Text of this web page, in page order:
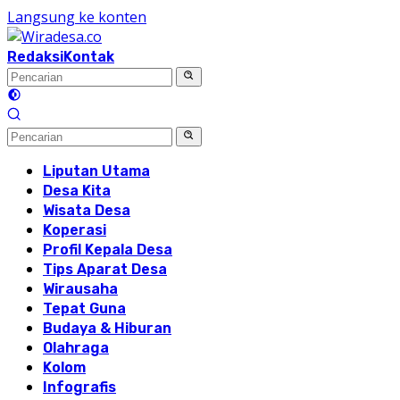
Langsung ke konten
RedaksiKontak
Liputan Utama
Desa Kita
Wisata Desa
Koperasi
Profil Kepala Desa
Tips Aparat Desa
Wirausaha
Tepat Guna
Budaya & Hiburan
Olahraga
Kolom
Infografis